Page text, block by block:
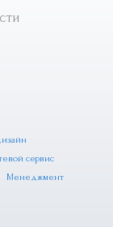
сервис
Менеджмент